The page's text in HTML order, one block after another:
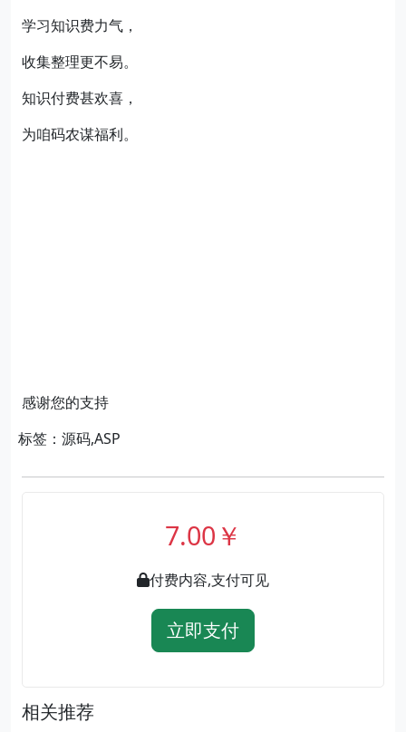
学习知识费力气，
收集整理更不易。
知识付费甚欢喜，
为咱码农谋福利。
感谢您的支持
标签：源码,ASP
7.00￥
付费内容,支付可见
立即支付
相关推荐